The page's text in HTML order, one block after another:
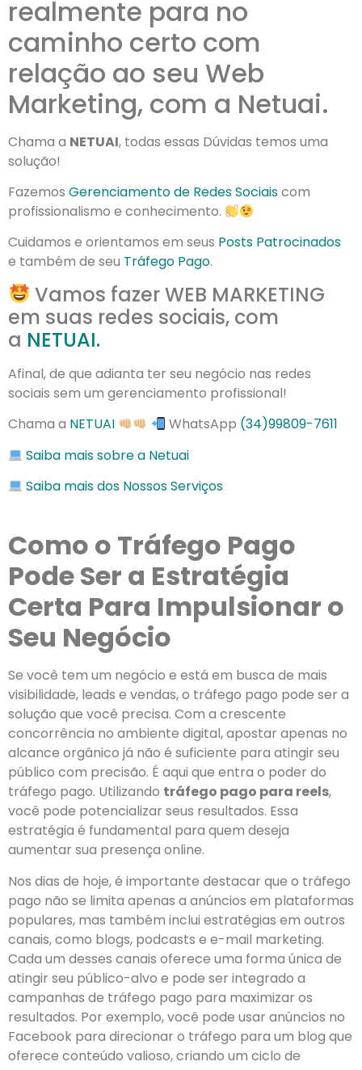
realmente para no
caminho certo com
relação ao seu Web
Marketing, com a Netuai.
Chama a NETUAI, todas essas Dúvidas temos uma
solução!
Fazemos Gerenciamento de Redes Sociaiscom
profissionalismo e conhecimento.
Cuidamos e orientamos em seus Posts Patrocinados
e também de seu Tráfego Pago.
Vamos fazer WEB MARKETING
em suas redes sociais, com
a NETUAI.
Afinal, de que adianta ter seu negócio nas redes
sociais sem um gerenciamento profissional!
Chama a NETUAI WhatsApp (34)99809-7611
Saiba mais sobre a Netuai
Saiba mais dos Nossos Serviços
Como o Tráfego Pago
Pode Ser a Estratégia
Certa Para Impulsionar o
Seu Negócio
Se você tem um negócio e está em busca de mais
visibilidade, leads e vendas, o tráfego pago pode ser a
solução que você precisa. Com a crescente
concorrência no ambiente digital, apostar apenas no
alcance orgânico já não é suficiente para atingir seu
público com precisão. É aqui que entra o poder do
tráfego pago. Utilizando tráfego pago para reels,
você pode potencializar seus resultados. Essa
estratégia é fundamental para quem deseja
aumentar sua presença online.
Nos dias de hoje, é importante destacar que o tráfego
pago não se limita apenas a anúncios em plataformas
populares, mas também inclui estratégias em outros
canais, como blogs, podcasts e e-mail marketing.
Cada um desses canais oferece uma forma única de
atingir seu público-alvo e pode ser integrado a
campanhas de tráfego pago para maximizar os
resultados. Por exemplo, você pode usar anúncios no
Facebook para direcionar o tráfego para um blog que
oferece conteúdo valioso, criando um ciclo de